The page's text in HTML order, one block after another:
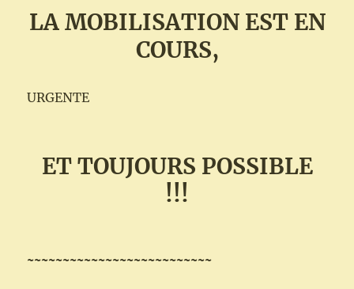
LA MOBILISATION EST EN
COURS,
URGENTE
ET TOUJOURS POSSIBLE
!!!
~~~~~~~~~~~~~~~~~~~~~~~~~~